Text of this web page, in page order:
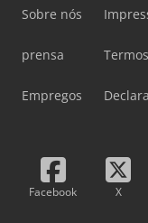
Sobre nós
prensa
Empregos
Facebook X